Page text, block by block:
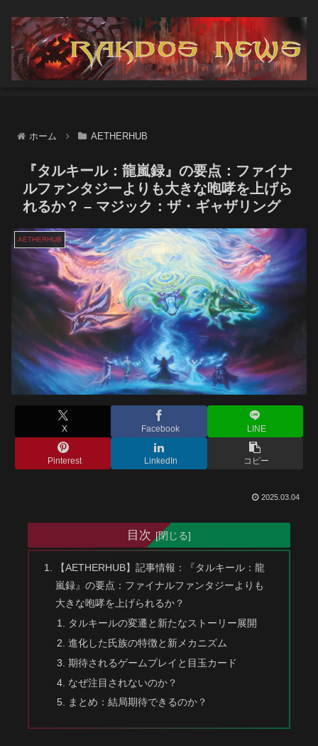
ホーム AETHERHUB
『タルキール：龍嵐録』の要点：ファイナ
ルファンタジーよりも大きな咆哮を上げら
れるか？ – マジック：ザ・ギャザリング
AETHERHUB
X Facebook LINE
Pinterest LinkedIn コピー
2025.03.04
目次
【AETHERHUB】記事情報：『タルキール：龍
嵐録』の要点：ファイナルファンタジーよりも
大きな咆哮を上げられるか？
タルキールの変遷と新たなストーリー展開
進化した氏族の特徴と新メカニズム
期待されるゲームプレイと目玉カード
なぜ注目されないのか？
まとめ：結局期待できるのか？